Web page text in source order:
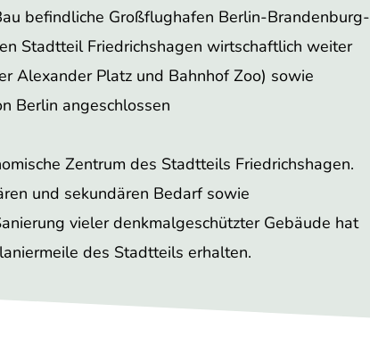
befindliche Großflughafen Berlin-Brandenburg-
Stadtteil Friedrichshagen wirtschaftlich weiter
Alexander Platz und Bahnhof Zoo) sowie
Berlin angeschlossen
Zentrum des Stadtteils Friedrichshagen.
und sekundären Bedarf sowie
vieler denkmalgeschützter Gebäude hat
des Stadtteils erhalten.